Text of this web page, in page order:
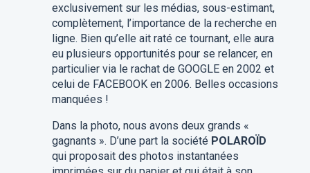
exclusivement sur les médias, sous-estimant,
complètement, l’importance de la recherche en
ligne. Bien qu’elle ait raté ce tournant, elle aura
eu plusieurs opportunités pour se relancer, en
particulier via le rachat de GOOGLE en 2002 et
celui de FACEBOOK en 2006. Belles occasions
manquées !
Dans la photo, nous avons deux grands «
gagnants ». D’une part la société POLAROÏD
qui proposait des photos instantanées